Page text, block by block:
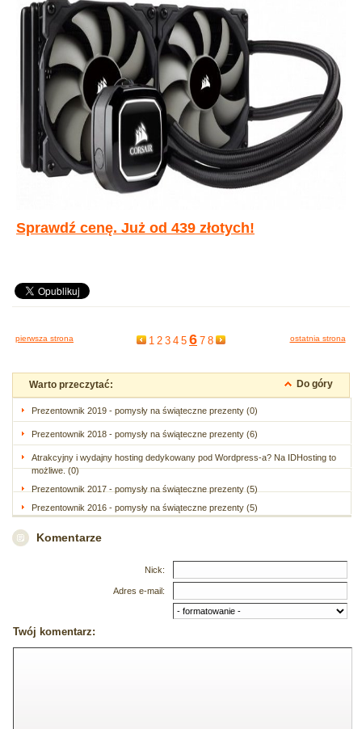
Sprawdź cenę. Już od 439 złotych!
pierwsza strona 1 2 3 4 5 6 7 8 ostatnia strona
Warto przeczytać: Do góry
Prezentownik 2019 - pomysły na świąteczne prezenty (0)
Prezentownik 2018 - pomysły na świąteczne prezenty (6)
Atrakcyjny i wydajny hosting dedykowany pod Wordpress-a? Na IDHosting to
możliwe. (0)
Prezentownik 2017 - pomysły na świąteczne prezenty (5)
Prezentownik 2016 - pomysły na świąteczne prezenty (5)
Komentarze
Nick:
Adres e-mail:
Twój komentarz: